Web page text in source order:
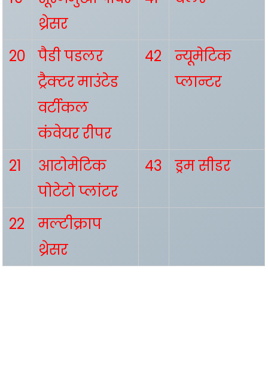
थ्रेसर
20
पैडी पडलर
ट्रैक्टर माउंटेड
वर्टीकल
कंवेयर रीपर
42
न्यूमेटिक
प्लान्टर
21
आटोमेटिक
पोटेटो प्लांटर
43 ड्रम सीडर
22
मल्टीक्राप
थ्रेसर